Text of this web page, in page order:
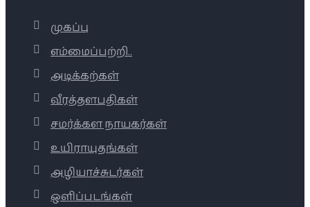
முகப்பு
எம்மைப்பற்றி..
அடிக்கற்கள்
வீரத்தளபதிகள்
சமர்க்கள நாயகர்கள்
உயிராயுதங்கள்
அழியாச்சுடர்கள்
ஒளிப்படங்கள்